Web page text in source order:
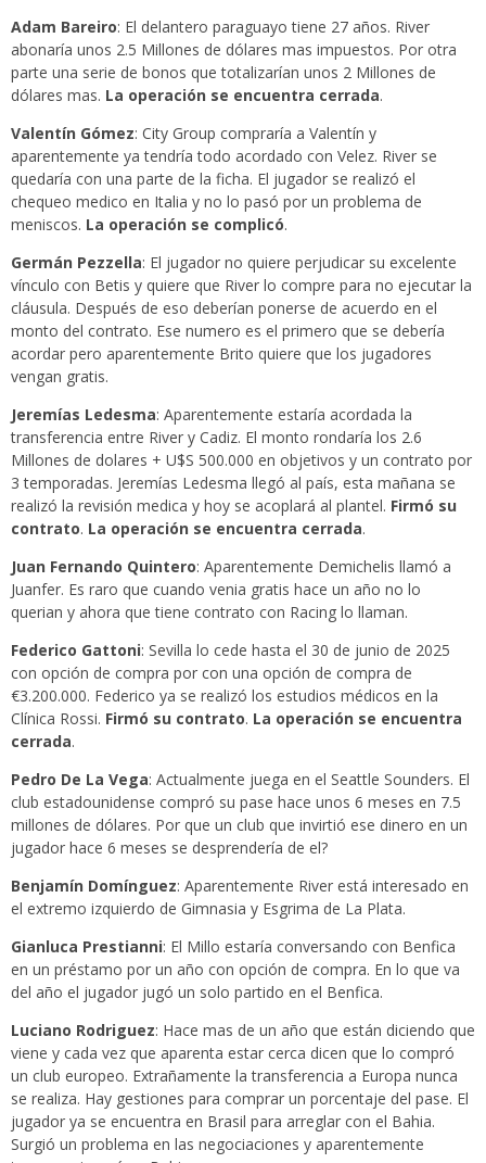
Adam Bareiro: El delantero paraguayo tiene 27 años. River
abonaría unos 2.5 Millones de dólares mas impuestos. Por otra
parte una serie de bonos que totalizarían unos 2 Millones de
dólares mas. La operación se encuentra cerrada.
Valentín Gómez: City Group compraría a Valentín y
aparentemente ya tendría todo acordado con Velez. River se
quedaría con una parte de la ficha. El jugador se realizó el
chequeo medico en Italia y no lo pasó por un problema de
meniscos. La operación se complicó.
Germán Pezzella: El jugador no quiere perjudicar su excelente
vínculo con Betis y quiere que River lo compre para no ejecutar la
cláusula. Después de eso deberían ponerse de acuerdo en el
monto del contrato. Ese numero es el primero que se debería
acordar pero aparentemente Brito quiere que los jugadores
vengan gratis.
Jeremías Ledesma: Aparentemente estaría acordada la
transferencia entre River y Cadiz. El monto rondaría los 2.6
Millones de dolares + U$S 500.000 en objetivos y un contrato por
3 temporadas. Jeremías Ledesma llegó al país, esta mañana se
realizó la revisión medica y hoy se acoplará al plantel. Firmó su
contrato. La operación se encuentra cerrada.
Juan Fernando Quintero: Aparentemente Demichelis llamó a
Juanfer. Es raro que cuando venia gratis hace un año no lo
querian y ahora que tiene contrato con Racing lo llaman.
Federico Gattoni: Sevilla lo cede hasta el 30 de junio de 2025
con opción de compra por con una opción de compra de
€3.200.000. Federico ya se realizó los estudios médicos en la
Clínica Rossi. Firmó su contrato. La operación se encuentra
cerrada.
Pedro De La Vega: Actualmente juega en el Seattle Sounders. El
club estadounidense compró su pase hace unos 6 meses en 7.5
millones de dólares. Por que un club que invirtió ese dinero en un
jugador hace 6 meses se desprendería de el?
Benjamín Domínguez: Aparentemente River está interesado en
el extremo izquierdo de Gimnasia y Esgrima de La Plata.
Gianluca Prestianni: El Millo estaría conversando con Benfica
en un préstamo por un año con opción de compra. En lo que va
del año el jugador jugó un solo partido en el Benfica.
Luciano Rodriguez: Hace mas de un año que están diciendo que
viene y cada vez que aparenta estar cerca dicen que lo compró
un club europeo. Extrañamente la transferencia a Europa nunca
se realiza. Hay gestiones para comprar un porcentaje del pase. El
jugador ya se encuentra en Brasil para arreglar con el Bahia.
Surgió un problema en las negociaciones y aparentemente